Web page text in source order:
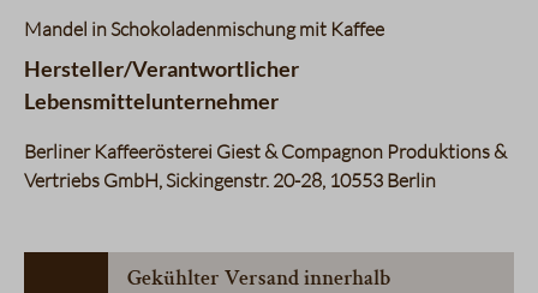
Mandel in Schokoladenmischung mit Kaffee
Hersteller/Verantwortlicher
Lebensmittelunternehmer
Berliner Kaffeerösterei Giest & Compagnon Produktions &
Vertriebs GmbH, Sickingenstr. 20-28, 10553 Berlin
Gekühlter Versand innerhalb